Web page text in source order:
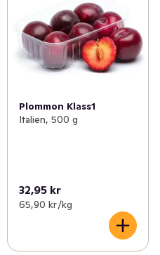
Plommon Klass1
Italien, 500 g
32,95 kr
65,90 kr /kg